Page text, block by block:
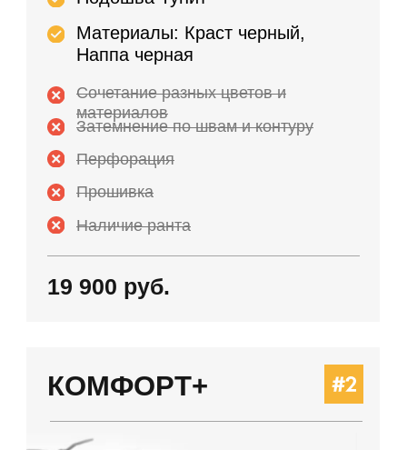
46.900 руб.
Перфорация
Любые цвета и материалы
Чепрак – премиальная
кожаная подошва
Классика, кедовая,
кроссовочная, круглая колодка
Прошивка
Наличие ранта